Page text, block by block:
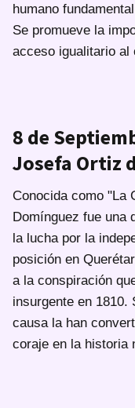
humano
Se promueve la
acceso igualitario al
8 de
Josefa Ortiz
Conocida como "La
Domínguez fue una
la lucha por la
posición en
a la conspiración
insurgente en
causa la han
coraje en la historia